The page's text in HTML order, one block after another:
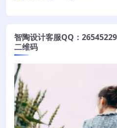
智陶设计客服QQ：
二维码